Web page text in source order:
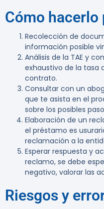
Cómo hacerlo
Recolección de
información posible
Análisis de la TAE y
exhaustivo de la tasa
contrato.
Consultar con un
que te asista en el
sobre los posibles
Elaboración de un
el préstamo es
reclamación a la
Esperar respuesta y
reclamo, se debe
negativo, valorar las
Riesgos y